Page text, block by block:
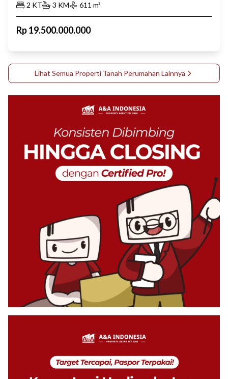
2 KT 3 KM 611 m²
Rp19.500.000.000
Lihat Semua Properti Tanah Perumahan Lainnya